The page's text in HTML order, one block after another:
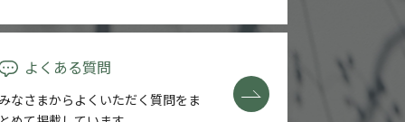
よくある質問
みなさまからよくいただく質問をま